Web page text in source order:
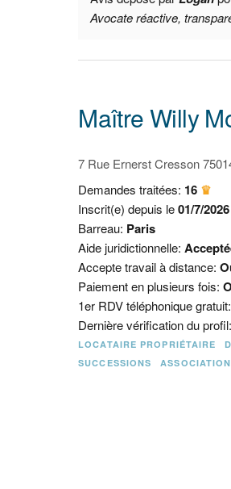
Avocate réactive,
Maître Willy
7 Rue Ernerst Cresson
Demandes traitées: 16 ♛
Inscrit(e) depuis le01/7/2026
Barreau: Paris
Aide juridictionnelle:
Accepte travail à distance:
Paiement en plusieurs fois:
1er RDV téléphonique
Dernière vérification du
LOCATAIRE PROPRIÉTAIRE
SUCCESSIONS